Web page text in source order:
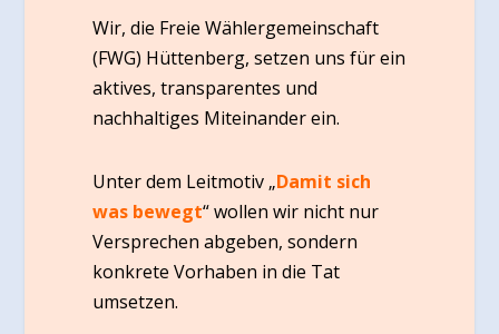
Wir, die Freie Wählergemeinschaft
(FWG) Hüttenberg, setzen uns für ein
aktives, transparentes und
nachhaltiges Miteinander ein.
Unter dem Leitmotiv „Damit sich
was bewegt“ wollen wir nicht nur
Versprechen abgeben, sondern
konkrete Vorhaben in die Tat
umsetzen.